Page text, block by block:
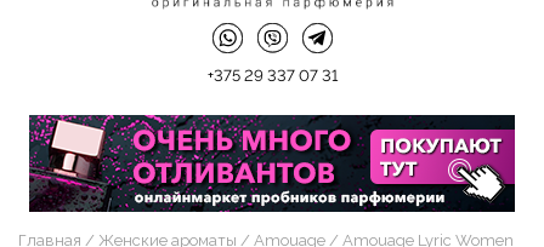
+375 29 337 07 31
Главная Женские ароматы Amouage Amouage Lyric Women